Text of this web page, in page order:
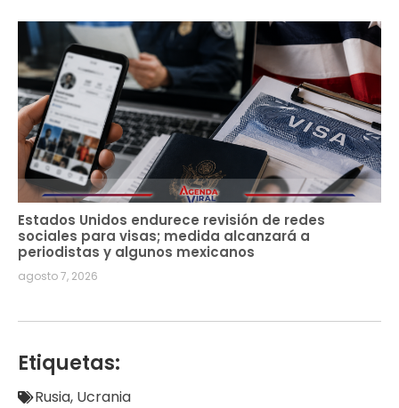
Estados Unidos endurece revisión de redes
sociales para visas; medida alcanzará a
periodistas y algunos mexicanos
agosto 7, 2026
Etiquetas:
Rusia, Ucrania